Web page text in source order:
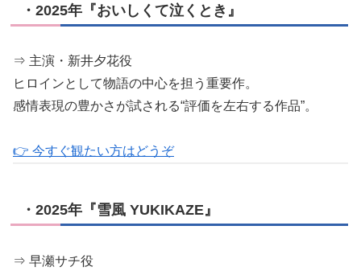
・2025年『おいしくて泣くとき』
⇒ 主演・新井夕花役
ヒロインとして物語の中心を担う重要作。
感情表現の豊かさが試される“評価を左右する作品”。
👉 今すぐ観たい方はどうぞ
・2025年『雪風 YUKIKAZE』
⇒ 早瀬サチ役